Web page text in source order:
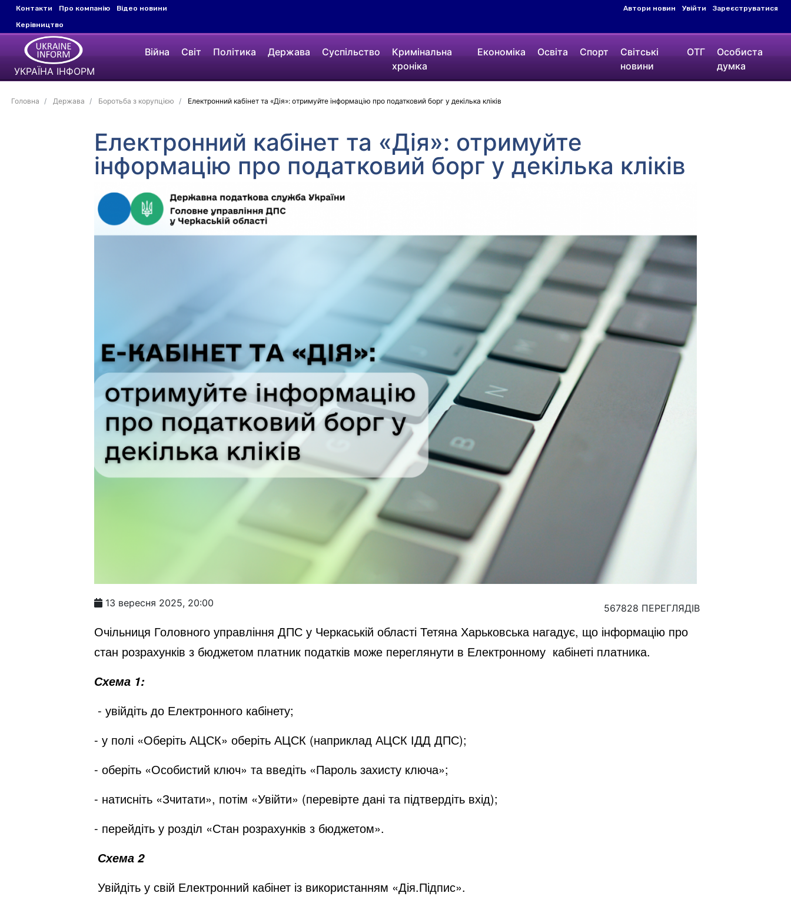
Контакти Про компанію
Відео новини
Керівництво
Автори новин Увійти Зареєструватися
УКРАЇНА ІНФОРМ
Війна Світ Політика Держава Суспільство
Кримінальна
хроніка
Економіка Освіта Спорт
Світські
новини
ОТГ
Особиста
думка
Головна Держава Боротьба з корупцією Електронний кабінет та «Дія»: отримуйте інформацію про податковий борг у декілька кліків
Електронний кабінет та «Дія»: отримуйте
інформацію про податковий борг у декілька кліків
13 вересня 2025, 20:00 567828 ПЕРЕГЛЯДІВ
Очільниця Головного управління ДПС у Черкаській області Тетяна Харьковська нагадує, що інформацію про
стан розрахунків з бюджетом платник податків може переглянути в Електронному кабінеті платника.
Схема 1:
- увійдіть до Електронного кабінету;
- у полі «Оберіть АЦСК» оберіть АЦСК (наприклад АЦСК ІДД ДПС);
- оберіть «Особистий ключ» та введіть «Пароль захисту ключа»;
- натисніть «Зчитати», потім «Увійти» (перевірте дані та підтвердіть вхід);
- перейдіть у розділ «Стан розрахунків з бюджетом».
Схема 2
Увійдіть у свій Електронний кабінет із використанням «Дія.Підпис».